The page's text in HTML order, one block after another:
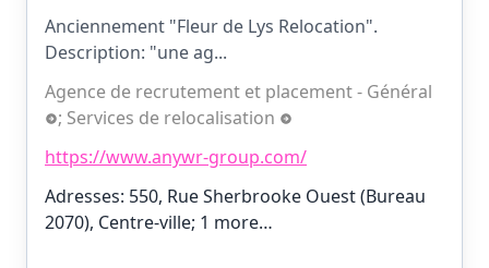
Anciennement "Fleur de Lys Relocation".
Description: "une ag...
Agence de recrutement et placement - Général
; Services de relocalisation
https://www.anywr-group.com/
Adresses: 550, Rue Sherbrooke Ouest (Bureau
2070), Centre-ville; 1 more…